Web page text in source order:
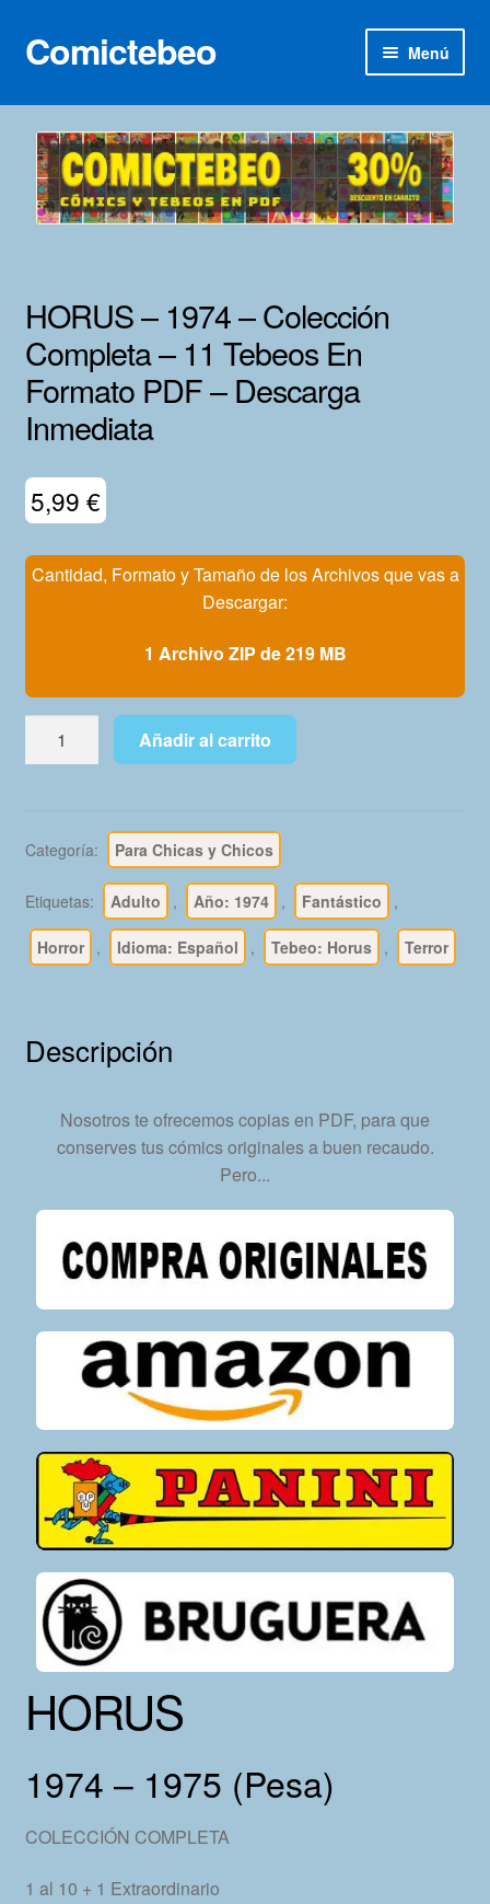
Ir
a
Ir
al
Comictebeo Menú
Inicio
Categorías
Franco-Belga
Lotes 100
Adultos
Mi Cuenta
HORUS – 1974 – Colección
Completa – 11 Tebeos En
Formato PDF – Descarga
Inmediata
5,99 €
Cantidad, Formato y Tamaño de los Archivos que vas a
Descargar:
1 Archivo ZIP de 219 MB
Completa
–
Tebeos
En
-
Inmediata
cantidad
Añadir al carrito
Categoría: Para Chicas y Chicos
Etiquetas: Adulto , Año: 1974 , Fantástico ,
Horror , Idioma: Español , Tebeo: Horus , Terror
Descripción
Nosotros te ofrecemos copias en PDF, para que
conserves tus cómics originales a buen recaudo.
Pero...
HORUS
1974 – 1975 (Pesa)
COLECCIÓN COMPLETA
1 al 10 + 1 Extraordinario